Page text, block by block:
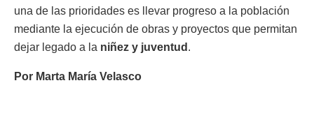
una de las prioridades es llevar progreso a la población
mediante la ejecución de obras y proyectos que permitan
dejar legado a la niñez y juventud .
Por Marta María Velasco